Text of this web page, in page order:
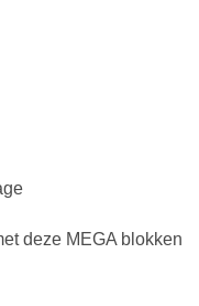
deze MEGA blokken